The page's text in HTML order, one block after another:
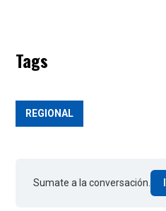
Tags
REGIONAL
Sumate a la conversación.